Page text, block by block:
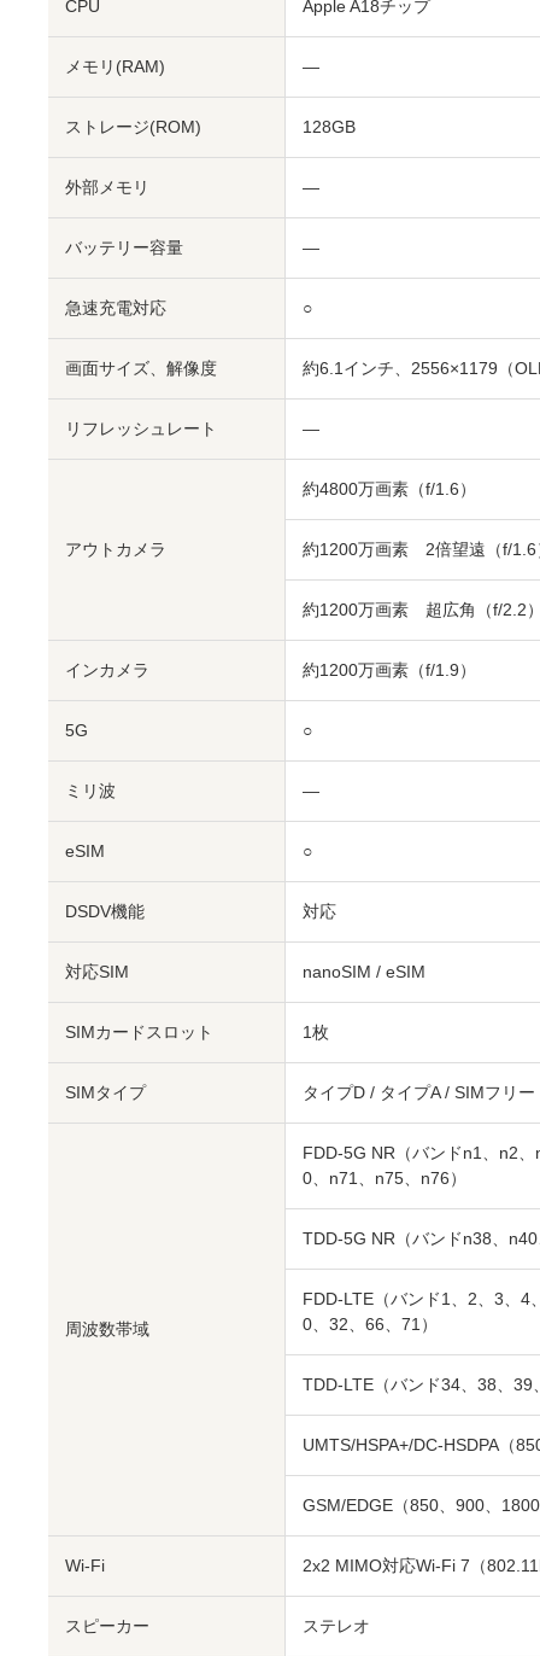
CPU Apple A18チップ
メモリ(RAM) ―
ストレージ(ROM) 128GB
外部メモリ ―
バッテリー容量 ―
急速充電対応 ○
画面サイズ、解像度 約6.1インチ、2556×1179（
リフレッシュレート ―
アウトカメラ
約4800万画素（f/1.6）
約1200万画素 2倍望遠（f/1.6
約1200万画素 超広角（f/2.2
インカメラ 約1200万画素（f/1.9）
5G ○
ミリ波 ―
eSIM ○
DSDV機能 対応
対応SIM nanoSIM / eSIM
SIMカードスロット 1枚
SIMタイプ タイプD / タイプA / SIMフリー
周波数帯域
FDD-5G NR（バンドn1、n2
0、n71、n75、n76）
TDD-5G NR（バンドn38、
FDD‑LTE（バンド1、2、3、
0、32、66、71）
TDD‑LTE（バンド34、38、
UMTS/HSPA+/DC-HSDPA（
GSM/EDGE（850、900、
Wi-Fi 2x2 MIMO対応Wi‑Fi 7（
スピーカー ステレオ